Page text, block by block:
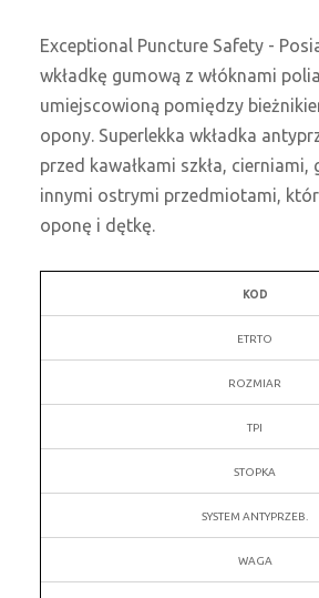
Exceptional Puncture Safety -
wkładkę gumową z włóknami
umiejscowioną pomiędzy
opony. Superlekka wkładka
przed kawałkami szkła, cierniami,
innymi ostrymi przedmiotami,
oponę i dętkę.
KOD
ETRTO
ROZMIAR
TPI
STOPKA
SYSTEM ANTYPRZEB.
WAGA